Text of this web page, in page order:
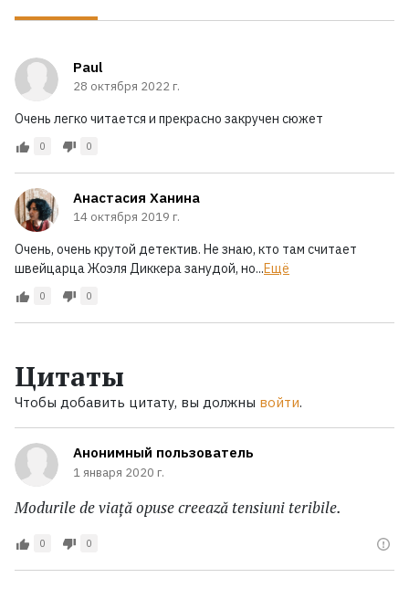
Paul
28 октября 2022 г.
Очень легко читается и прекрасно закручен сюжет
0 0
Анастасия Ханина
14 октября 2019 г.
Очень, очень крутой детектив. Не знаю, кто там считает
швейцарца Жоэля Диккера занудой, но...Ещё
0 0
Цитаты
Чтобы добавить цитату, вы должны войти.
Анонимный пользователь
1 января 2020 г.
Modurile de viață opuse creează tensiuni teribile.
0 0